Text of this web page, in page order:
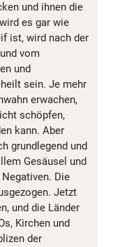
und ihnen die
es gar wie
ist, wird nach der
vom
und
sein. Je mehr
erwachen,
schöpfen,
kann. Aber
grundlegend und
Gesäusel und
Die
Jetzt
und die Länder
Kirchen und
der